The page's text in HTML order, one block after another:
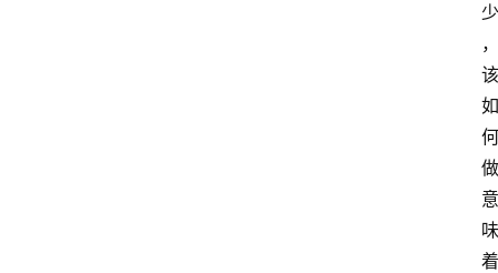
少
，
该
如
何
做
意
味
着